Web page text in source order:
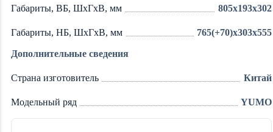
Габариты, ВБ, ШхГхВ, мм 805x193x302
Габариты, НБ, ШхГхВ, мм 765(+70)x303x555
Дополнительные сведения
Страна изготовитель Китай
Модельный ряд YUMO